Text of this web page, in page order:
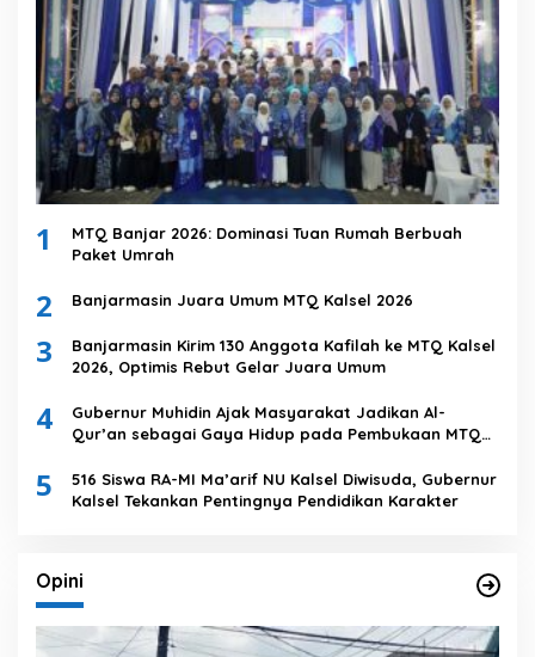
1
MTQ Banjar 2026: Dominasi Tuan Rumah Berbuah
Paket Umrah
2 Banjarmasin Juara Umum MTQ Kalsel 2026
3
Banjarmasin Kirim 130 Anggota Kafilah ke MTQ Kalsel
2026, Optimis Rebut Gelar Juara Umum
4
Gubernur Muhidin Ajak Masyarakat Jadikan Al-
Qur’an sebagai Gaya Hidup pada Pembukaan MTQ
5
516 Siswa RA-MI Ma’arif NU Kalsel Diwisuda, Gubernur
Kalsel Tekankan Pentingnya Pendidikan Karakter
Opini